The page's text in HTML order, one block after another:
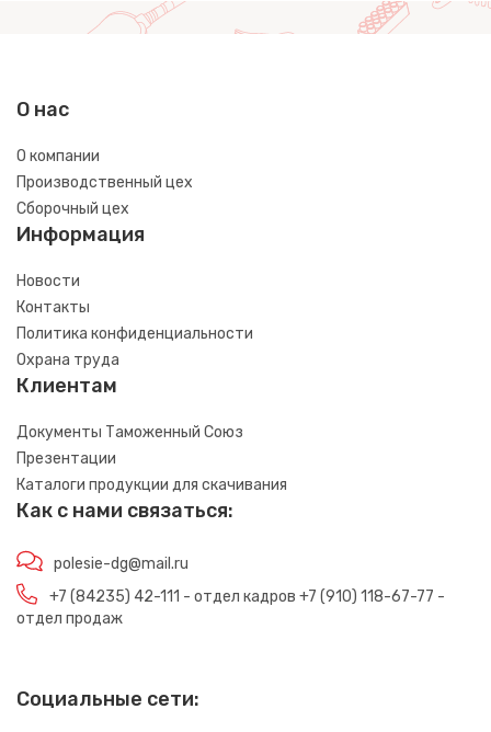
О нас
О компании
Производственный цех
Сборочный цех
Информация
Новости
Контакты
Политика конфиденциальности
Охрана труда
Клиентам
Документы Таможенный Союз
Презентации
Каталоги продукции для скачивания
Как с нами связаться:
polesie-dg@mail.ru
+7 (84235) 42-111 - отдел кадров +7 (910) 118-67-77 -
отдел продаж
Социальные сети: